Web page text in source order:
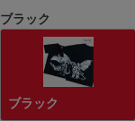
ブラック
ブラック